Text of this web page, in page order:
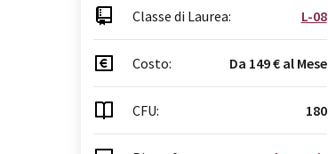
Classe di Laurea: L-08
Costo: Da 149 € al Mese
CFU: 180